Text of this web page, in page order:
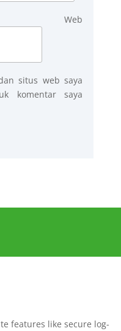
situs web saya
komentar saya
features like secure log-